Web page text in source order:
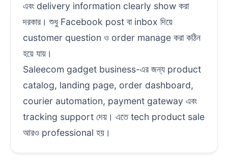
এবং delivery information clearly show করা
দরকার। শুধু Facebook post বা inbox দিয়ে
customer question ও order manage করা কঠিন
হয়ে যায়।
Saleecom gadget business-এর জন্য product
catalog, landing page, order dashboard,
courier automation, payment gateway এবং
tracking support দেয়। এতে tech product sale
আরও professional হয়।